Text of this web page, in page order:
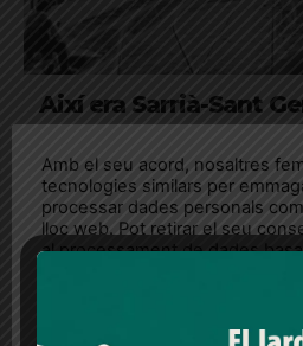
Així era Sarrià-Sant
de la fotografia
Amb el seu acord, nosaltres
tecnologies similars per
processar dades personals
lloc web. Pot retirar el seu
al processament de dades
legítims en qualsevol moment
cookies" o a la nostra Política
lloc web. Si cliques "acceptar"